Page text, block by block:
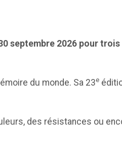
septembre 2026 pour
du monde. Sa 23e
des résistances ou